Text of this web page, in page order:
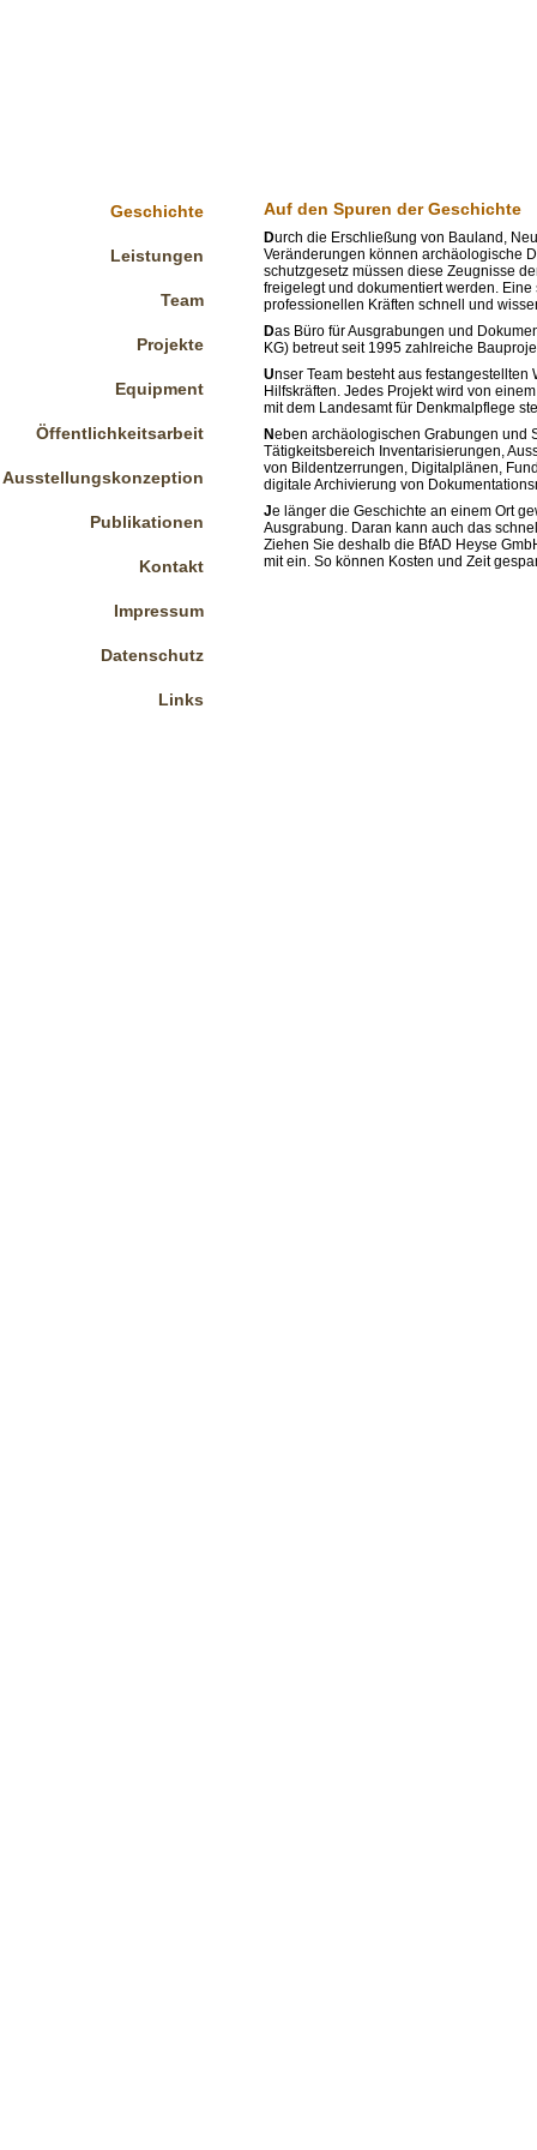
Geschichte
Leistungen
Team
Projekte
Equipment
Öffentlichkeitsarbeit
Ausstellungskonzeption
Publikationen
Kontakt
Impressum
Datenschutz
Links
Auf den Spuren der Geschichte
Durch die Erschließung von Bauland,
Veränderungen können archäologische
schutzgesetz müssen diese Zeugnisse
freigelegt und dokumentiert werden.
professionellen Kräften schnell und
Das Büro für Ausgrabungen und
KG) betreut seit 1995 zahlreiche
Unser Team besteht aus
Hilfskräften. Jedes Projekt wird von
mit dem Landesamt für Denkmalpflege
Neben archäologischen Grabungen und
Tätigkeitsbereich Inventarisierungen,
von Bildentzerrungen, Digitalplänen,
digitale Archivierung von
Je länger die Geschichte an einem Ort
Ausgrabung. Daran kann auch das
Ziehen Sie deshalb die BfAD Heyse
mit ein. So können Kosten und Zeit